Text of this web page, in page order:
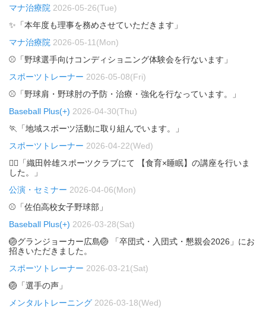
マナ治療院 2026-05-26(Tue)
✨「本年度も理事を務めさせていただきます」
マナ治療院 2026-05-11(Mon)
⚾「野球選手向けコンディショニング体験会を行ないます」
スポーツトレーナー 2026-05-08(Fri)
⚾「野球肩・野球肘の予防・治療・強化を行なっています。」
Baseball Plus(+) 2026-04-30(Thu)
🏃「地域スポーツ活動に取り組んでいます。」
スポーツトレーナー 2026-04-22(Wed)
🏃‍♂️「織田幹雄スポーツクラブにて 【食育×睡眠】の講座を行いま
した。」
公演・セミナー 2026-04-06(Mon)
⚾「佐伯高校女子野球部」
Baseball Plus(+) 2026-03-28(Sat)
🏐グランジョーカー広島🏐 「卒団式・入団式・懇親会2026」にお
招きいただきました。
スポーツトレーナー 2026-03-21(Sat)
🏐「選手の声」
メンタルトレーニング 2026-03-18(Wed)